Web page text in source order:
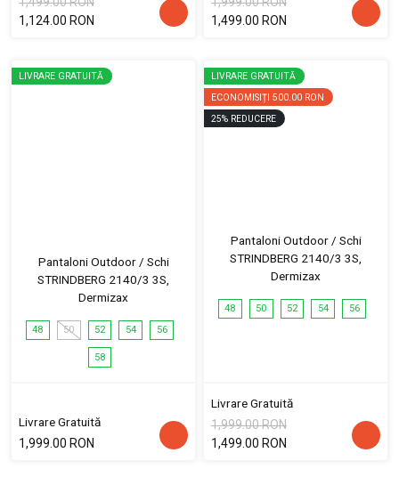
1,124.00 RON
1,499.00 RON
LIVRARE GRATUITĂ
Pantaloni Outdoor / Schi
STRINDBERG 2140/3 3S,
Dermizax
48 50 52 54 56
58
Livrare Gratuită
1,999.00 RON
LIVRARE GRATUITĂ
ECONOMISIȚI 500.00 RON
25% REDUCERE
Pantaloni Outdoor / Schi
STRINDBERG 2140/3 3S,
Dermizax
48 50 52 54 56
Livrare Gratuită
1,999.00 RON
1,499.00 RON